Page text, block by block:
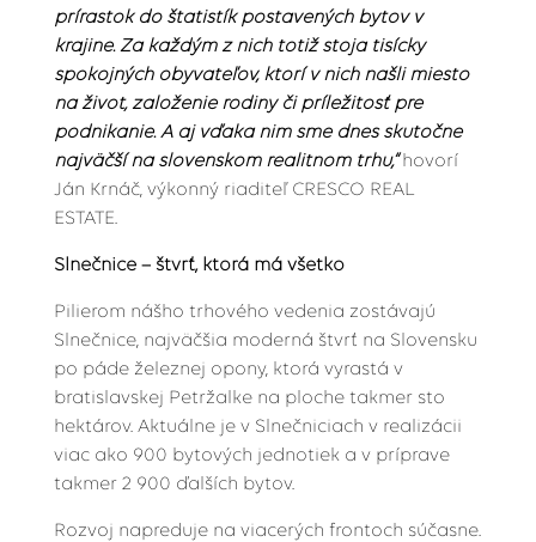
prírastok do štatistík postavených bytov v
krajine. Za každým z nich totiž stoja tisícky
spokojných obyvateľov, ktorí v nich našli miesto
na život, založenie rodiny či príležitosť pre
podnikanie. A aj vďaka nim sme dnes skutočne
najväčší na slovenskom realitnom trhu,“hovorí
Ján Krnáč, výkonný riaditeľ CRESCO REAL
ESTATE.
Slnečnice – štvrť, ktorá má všetko
Pilierom nášho trhového vedenia zostávajú
Slnečnice, najväčšia moderná štvrť na Slovensku
po páde železnej opony, ktorá vyrastá v
bratislavskej Petržalke na ploche takmer sto
hektárov. Aktuálne je v Slnečniciach v realizácii
viac ako 900 bytových jednotiek a v príprave
takmer 2 900 ďalších bytov.
Rozvoj napreduje na viacerých frontoch súčasne.